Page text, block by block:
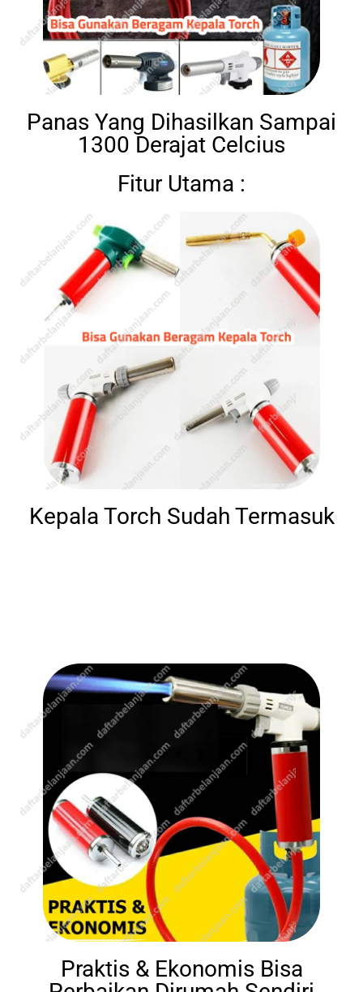
Panas Yang Dihasilkan Sampai
1300 Derajat Celcius
Fitur Utama :
Kepala Torch Sudah Termasuk
Praktis & Ekonomis Bisa